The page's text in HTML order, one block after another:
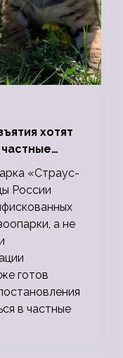
хотят
«Страус-
России
а не
готов
в частные